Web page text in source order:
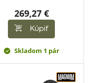
269,27 €
Kúpiť
Skladom 1 pár